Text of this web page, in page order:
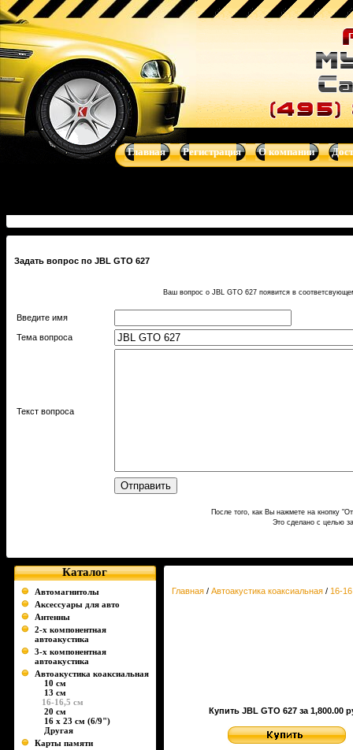
Купить JBL GTO 627 - 16-16,5 см - автоакустика,
системы от Clarion, Mystery, Kicker, Prology, Audio Art, Art Sound
Главная Регистрация О компании
Задать вопрос по JBL GTO 627
Ваш вопрос о JBL GTO 627 появится в
Введите имя
Тема вопроса
Текст вопроса
После того, как Вы нажмете на кнопку
Это сделано с целью
Каталог
Автомагнитолы
Аксессуары для авто
Антенны
2-х компонентная
автоакустика
3-х компонентная
автоакустика
Автоакустика коаксиальная
10 см
13 см
16-16,5 см
20 см
16 х 23 см (6/9")
Другая
Карты памяти
Главная / Автоакустика коаксиальная / 16-
Купить JBL GTO 627 за 1,800.00